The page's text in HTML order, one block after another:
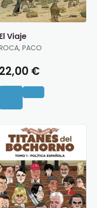
El Viaje
PACO
22,00 €